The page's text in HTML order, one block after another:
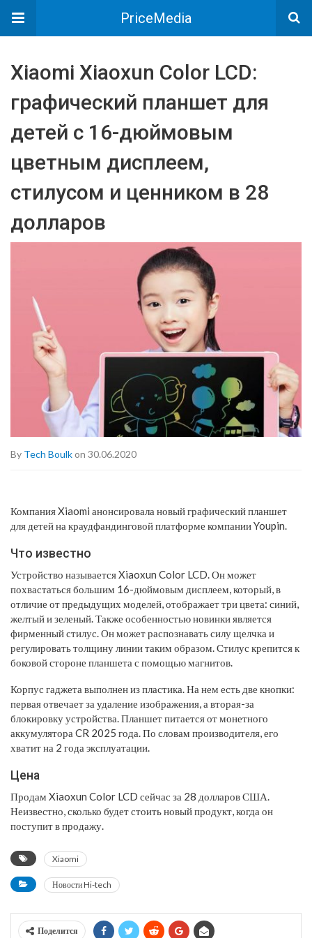
PriceMedia
Xiaomi Xiaoxun Color LCD:
графический планшет для
детей с 16-дюймовым
цветным дисплеем,
стилусом и ценником в 28
долларов
By Tech Boulkon 30.06.2020
Компания Xiaomi анонсировала новый графический планшет
для детей на краудфандинговой платформе компании Youpin.
Что известно
Устройство называется Xiaoxun Color LCD. Он может
похвастаться большим 16-дюймовым дисплеем, который, в
отличие от предыдущих моделей, отображает три цвета: синий,
желтый и зеленый. Также особенностью новинки является
фирменный стилус. Он может распознавать силу щелчка и
регулировать толщину линии таким образом. Стилус крепится к
боковой стороне планшета с помощью магнитов.
Корпус гаджета выполнен из пластика. На нем есть две кнопки:
первая отвечает за удаление изображения, а вторая-за
блокировку устройства. Планшет питается от монетного
аккумулятора CR 2025 года. По словам производителя, его
хватит на 2 года эксплуатации.
Цена
Продам Xiaoxun Color LCD сейчас за 28 долларов США.
Неизвестно, сколько будет стоить новый продукт, когда он
поступит в продажу.
Xiaomi
Новости Hi-tech
Поделится